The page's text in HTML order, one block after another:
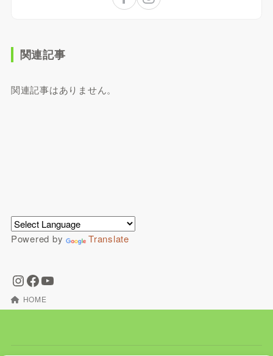
関連記事
関連記事はありません。
Powered by Translate
HOME